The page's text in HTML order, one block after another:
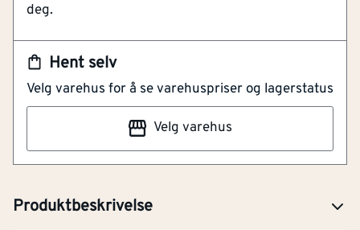
Hent selv
Velg varehus for å se varehuspriser og lagerstatus
Velg varehus
deg.
Produktbeskrivelse
Kraftig og effektiv lader
Batteriindikator viser ladestatus
Kraftig 36V lader som lader opp et 5,0 Ah batteri på
under 1 time. Batteriindikator viser batteriets tilstand
og ladestatus (25%, 50%, 75% og 100%).
Nedkjølingsvifte sikrer optimal ladeytelse til enhver tid.
PRE-Produktdatablad